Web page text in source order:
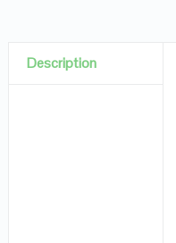
Description